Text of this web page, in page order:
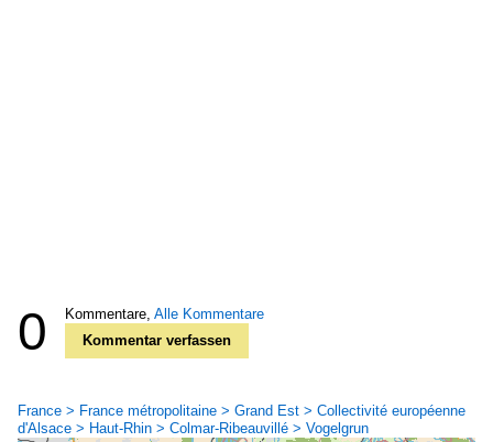
0 Kommentare, Alle Kommentare
Kommentar verfassen
France > France métropolitaine > Grand Est > Collectivité européenne
d'Alsace > Haut-Rhin > Colmar-Ribeauvillé > Vogelgrun